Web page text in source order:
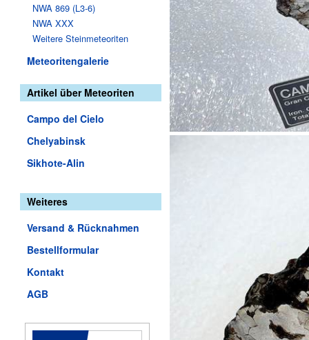
NWA 869 (L3-6)
NWA XXX
Weitere Steinmeteoriten
Meteoritengalerie
Artikel über Meteoriten
Campo del Cielo
Chelyabinsk
Sikhote-Alin
Weiteres
Versand & Rücknahmen
Bestellformular
Kontakt
AGB